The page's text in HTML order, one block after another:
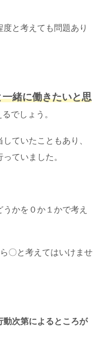
と考えても問題あり
緒に働きたいと思
でしょう。
ていたこともあり、
ていました。
かを０か１かで考え
〇と考えてはいけませ
動次第によるところが